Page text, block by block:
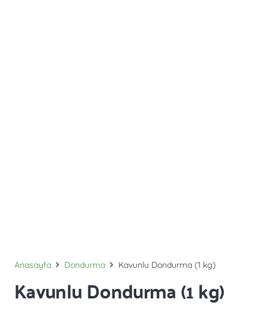
Anasayfa Dondurma Kavunlu Dondurma (1 kg)
Kavunlu Dondurma (1 kg)